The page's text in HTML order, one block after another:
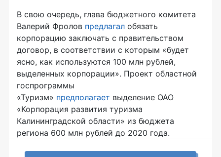
В свою очередь, глава бюджетного комитета
Валерий Фролов предлагал обязать
корпорацию заключать с правительством
договор, в соответствии с которым «будет
ясно, как используются 100 млн рублей,
выделенных корпорации». Проект областной
госпрограммы
«Туризм» предполагает выделение ОАО
«Корпорация развития туризма
Калининградской области» из бюджета
региона 600 млн рублей до 2020 года.